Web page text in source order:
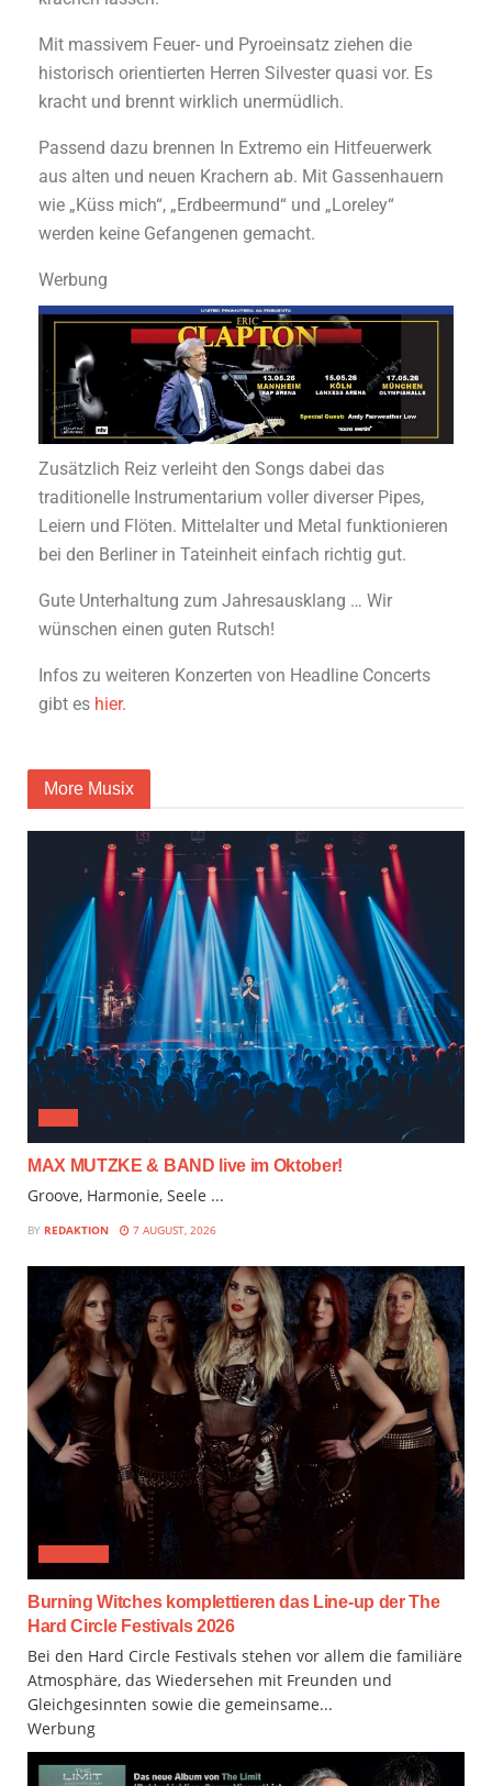
Mit massivem Feuer- und Pyroeinsatz ziehen die
historisch orientierten Herren Silvester quasi vor. Es
kracht und brennt wirklich unermüdlich.
Passend dazu brennen In Extremo ein Hitfeuerwerk
aus alten und neuen Krachern ab. Mit Gassenhauern
wie „Küss mich“, „Erdbeermund“ und „Loreley“
werden keine Gefangenen gemacht.
Werbung
Zusätzlich Reiz verleiht den Songs dabei das
traditionelle Instrumentarium voller diverser Pipes,
Leiern und Flöten. Mittelalter und Metal funktionieren
bei den Berliner in Tateinheit einfach richtig gut.
Gute Unterhaltung zum Jahresausklang … Wir
wünschen einen guten Rutsch!
Infos zu weiteren Konzerten von Headline Concerts
gibt es hier.
More Musix
MAX MUTZKE & BAND live im Oktober!
Groove, Harmonie, Seele ...
BY REDAKTION 7 AUGUST, 2026
Burning Witches komplettieren das Line-up der The
Hard Circle Festivals 2026
Bei den Hard Circle Festivals stehen vor allem die familiäre
Atmosphäre, das Wiedersehen mit Freunden und
Gleichgesinnten sowie die gemeinsame...
Werbung